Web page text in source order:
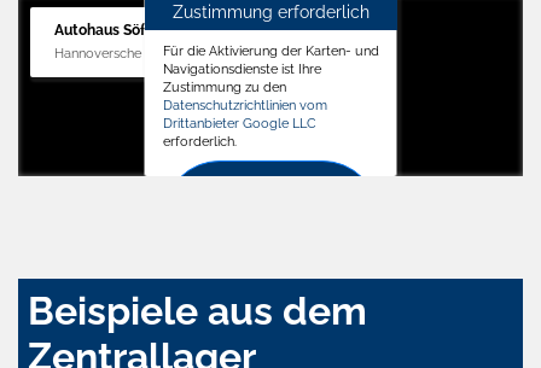
Autohaus Söffker GmbH
Hannoversche Str. 34, 31688 Nienstädt
Zustimmung erforderlich
Für die Aktivierung der Karten- und
Navigationsdienste ist Ihre
Zustimmung zu den
Datenschutzrichtlinien vom
Drittanbieter Google LLC
erforderlich.
Beispiele aus dem
Zentrallager